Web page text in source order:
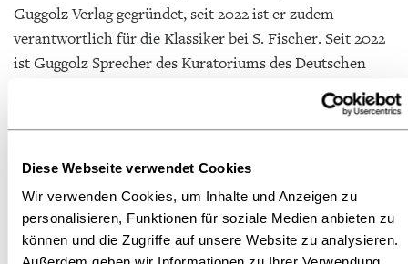
Diese Webseite verwendet Cookies
Wir verwenden Cookies, um Inhalte und Anzeigen zu
personalisieren, Funktionen für soziale Medien anbieten zu
können und die Zugriffe auf unsere Website zu analysieren.
Guggolz Verlag gegründet, seit 2022 ist er zudem
verantwortlich für die Klassiker bei S. Fischer. Seit 2022
ist Guggolz Sprecher des Kuratoriums des Deutschen
Literaturfonds und hat diverse Jurytätigkeiten inne, vor
allem als Verantwortlicher für den Italo-Svevo-Preis. Mit
einer Berliner Grundschule verbindet ihn außerdem eine
langjährige Lesepatenschaft.
Der Vorstand des Börsenvereins besteht aus neun
Mitgliedern. Fünf davon wurden heute von der
Hauptversammlung gewählt. Die Vorsitzenden der